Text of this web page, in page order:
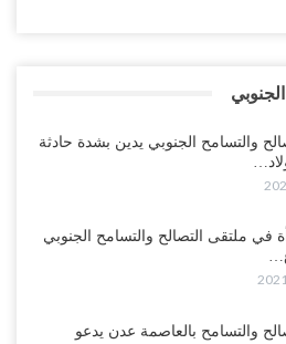
والتسامح الجنوبي يدين بشدة حادثة
في ملتقى التصالح والتسامح الجنوبي
والتسامح بالعاصمة عدن يدعو